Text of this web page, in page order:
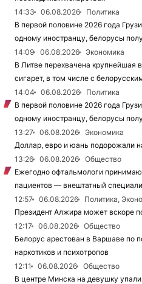
14:33
06.08.2026
Политика
В первой половине 2026 года
одному иностранцу, белорусы
14:09
06.08.2026
Экономика
В Литве перехвачена крупнейшая
сигарет, в том числе с
14:04
06.08.2026
Политика
В первой половине 2026 года
одному иностранцу, белорусы
13:27
06.08.2026
Экономика
Доллар, евро и юань подорожали
13:26
06.08.2026
Общество
Ежегодно офтальмологи
пациентов — внештатный
12:57
06.08.2026
Политика,
Президент Алжира может вскоре
12:17
06.08.2026
Общество
Белорус арестован в Варшаве по
наркотиков и психотропов
12:11
06.08.2026
Общество
В центре Минска на девушку